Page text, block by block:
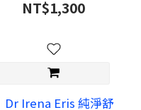
NT$1,300